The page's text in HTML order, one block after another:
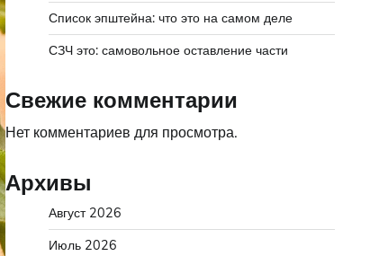
Список эпштейна: что это на самом деле
СЗЧ это: самовольное оставление части
Свежие комментарии
Нет комментариев для просмотра.
Архивы
Август 2026
Июль 2026